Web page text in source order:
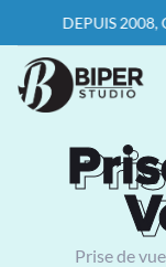
DEPUIS 2008, ON
Prise de